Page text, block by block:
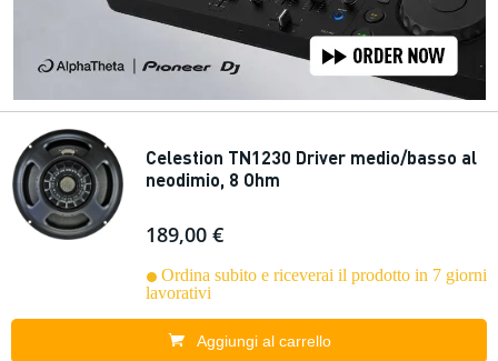
Celestion TN1230 Driver medio/basso al
neodimio, 8 Ohm
189,00 €
Ordina subito e riceverai il prodotto in 7 giorni
lavorativi
Aggiungi al carrello